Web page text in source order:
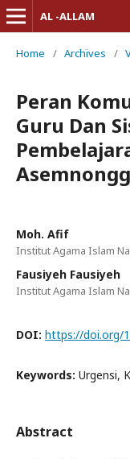
AL -ALLAM
Home / Archives /
Peran
Guru Dan
Moh. Afif
Institut Agama Islam
Fausiyeh Fausiyeh
Institut Agama Islam
DOI: https://doi.org/
Keywords: Urgensi,
Abstract